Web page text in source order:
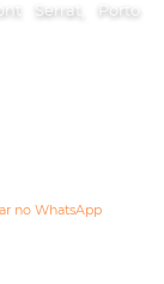
Serrat, Porto
no WhatsApp